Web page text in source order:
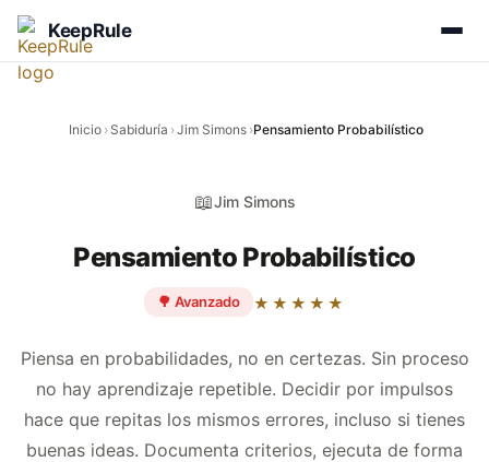
KeepRule
Inicio › Sabiduría ›Jim Simons ›Pensamiento Probabilístico
📖Jim Simons
Pensamiento Probabilístico
🌳 Avanzado ★★★★★
Piensa en probabilidades, no en certezas. Sin proceso
no hay aprendizaje repetible. Decidir por impulsos
hace que repitas los mismos errores, incluso si tienes
buenas ideas. Documenta criterios, ejecuta de forma